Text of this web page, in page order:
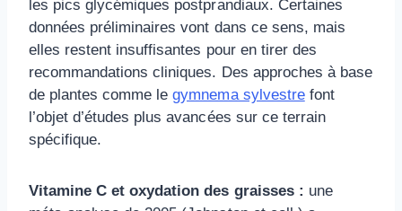
les pics glycémiques postprandiaux. Certaines
données préliminaires vont dans ce sens, mais
elles restent insuffisantes pour en tirer des
recommandations cliniques. Des approches à base
de plantes comme legymnema sylvestrefont
l’objet d’études plus avancées sur ce terrain
spécifique.
Vitamine C et oxydation des graisses : une